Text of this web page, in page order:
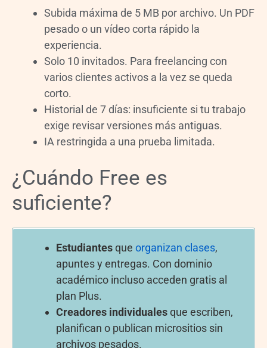
Subida máxima de 5 MB por archivo. Un PDF
pesado o un vídeo corta rápido la
experiencia.
Solo 10 invitados. Para freelancing con
varios clientes activos a la vez se queda
corto.
Historial de 7 días: insuficiente si tu trabajo
exige revisar versiones más antiguas.
IA restringida a una prueba limitada.
¿Cuándo Free es
suficiente?
Estudiantesque organizan clases,
apuntes y entregas. Con dominio
académico incluso acceden gratis al
plan Plus.
Creadores individualesque escriben,
planifican o publican micrositios sin
archivos pesados.